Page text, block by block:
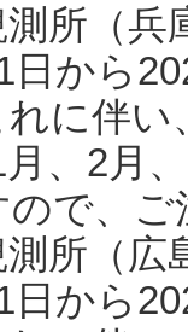
所（
日から
に伴い
、2月
で、
所（
日から